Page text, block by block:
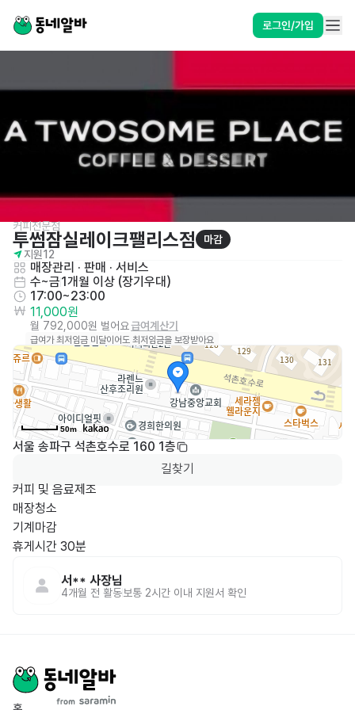
로그인/가입
커피전문점
투썸잠실레이크팰리스점
마감
지원12
매장관리 · 판매 · 서비스
수~금1개월 이상 (장기우대)
17:00~23:00
11,000원
월 792,000원 벌어요급여계산기
급여가 최저임금 미달이어도 최저임금을 보장받아요
50m
서울 송파구 석촌호수로 160 1층
길찾기
커피 및 음료제조
매장청소
기계마감
휴게시간 30분
서** 사장님
4개월 전 활동보통 2시간 이내 지원서 확인